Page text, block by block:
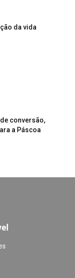
da vida
conversão,
a Páscoa